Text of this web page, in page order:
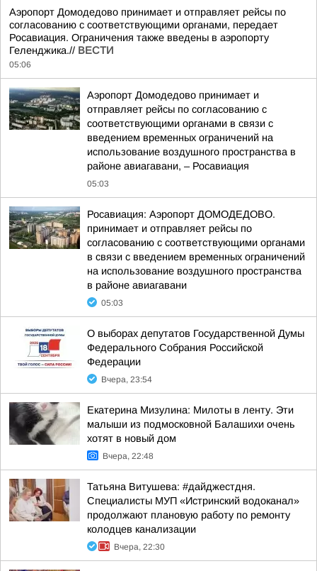
Аэропорт Домодедово принимает и отправляет рейсы по
согласованию с соответствующими органами, передает
Росавиация. Ограничения также введены в аэропорту
Геленджика.// ВЕСТИ
05:06
Аэропорт Домодедово принимает и
отправляет рейсы по согласованию с
соответствующими органами в связи с
введением временных ограничений на
использование воздушного пространства в
районе авиагавани, – Росавиация
05:03
Росавиация: Аэропорт ДОМОДЕДОВО.
принимает и отправляет рейсы по
согласованию с соответствующими органами
в связи с введением временных ограничений
на использование воздушного пространства
в районе авиагавани
05:03
О выборах депутатов Государственной Думы
Федерального Собрания Российской
Федерации
Вчера, 23:54
Екатерина Мизулина: Милоты в ленту. Эти
малыши из подмосковной Балашихи очень
хотят в новый дом
Вчера, 22:48
Татьяна Витушева: #дайджестдня.
Специалисты МУП «Истринский водоканал»
продолжают плановую работу по ремонту
колодцев канализации
Вчера, 22:30